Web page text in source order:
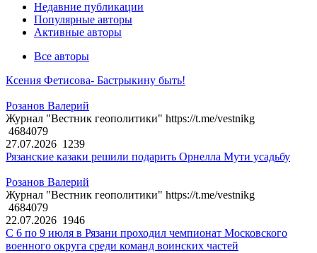
Недавние публикации
Популярные авторы
Активные авторы
Все авторы
Ксения Фетисова- Бастрыкину быть!
Розанов Валерий
Журнал "Вестник геополитики" https://t.me/vestnikg
4684079
27.07.2026 1239
Рязанские казаки решили подарить Орнелла Мути усадьбу
Розанов Валерий
Журнал "Вестник геополитики" https://t.me/vestnikg
4684079
22.07.2026 1946
С 6 по 9 июля в Рязани проходил чемпионат Московского
военного округа среди команд воинских частей